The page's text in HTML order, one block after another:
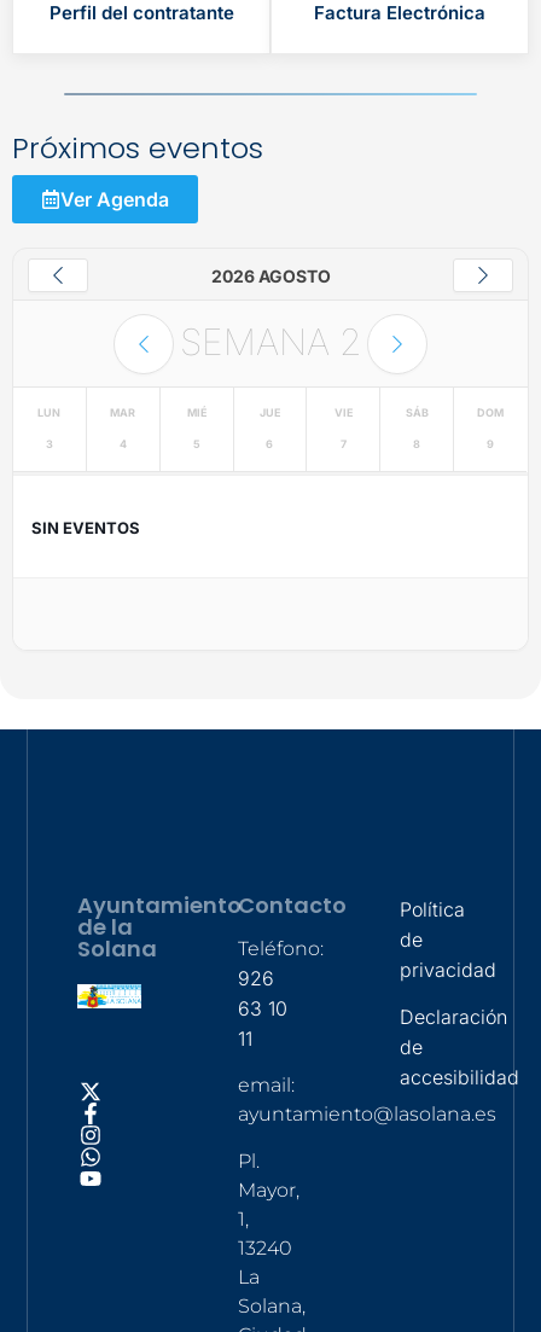
Perfil del contratante Factura Electrónica
Próximos eventos
Ver Agenda
2026 AGOSTO
SEMANA 2
LUN
3
MAR
4
MIÉ
5
JUE
6
VIE
7
SÁB
8
DOM
9
SIN EVENTOS
Ayuntamiento
de la
Solana
Contacto
Teléfono:
926
63 10
11
email:
ayuntamiento@lasolana.es
Pl.
Mayor,
1,
13240
La
Solana,
Política
de
privacidad
Declaración
de
accesibilidad